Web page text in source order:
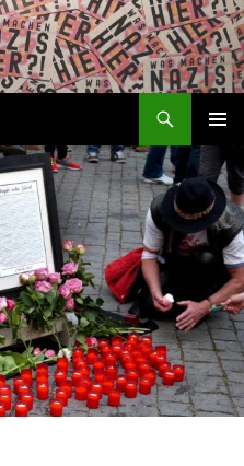
MENÜ
Springe
zum
Inhalt